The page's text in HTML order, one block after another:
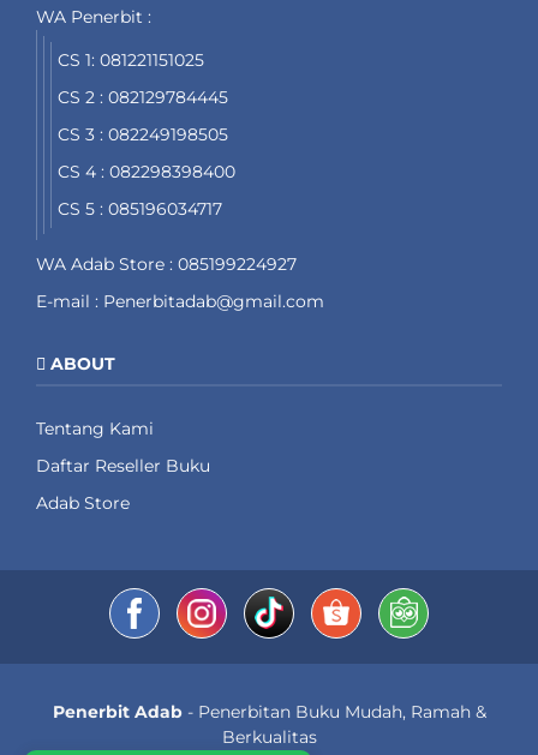
WA Penerbit :
CS 1: 081221151025
CS 2 : 082129784445
CS 3 : 082249198505
CS 4 : 082298398400
CS 5 : 085196034717
WA Adab Store : 085199224927
E-mail : Penerbitadab@gmail.com
ABOUT
Tentang Kami
Daftar Reseller Buku
Adab Store
Penerbit Adab- Penerbitan Buku Mudah, Ramah &
Berkualitas